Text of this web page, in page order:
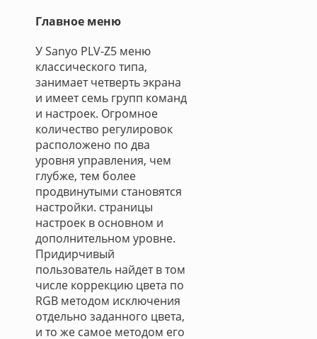
Главное меню
У Sanyo PLV-Z5 меню
классического типа,
занимает четверть экрана
и имеет семь групп команд
и настроек. Огромное
количество регулировок
расположено по два
уровня управления, чем
глубже, тем более
продвинутыми становятся
настройки. страницы
настроек в основном и
дополнительном уровне.
Придирчивый
пользователь найдет в том
числе коррекцию цвета по
RGB методом исключения
отдельно заданного цвета,
и то же самое методом его